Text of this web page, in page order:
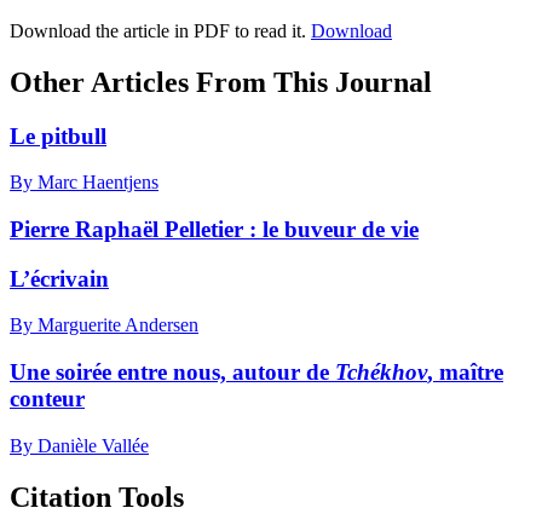
Download the article in PDF to read it. Download
Other Articles From This Journal
Le pitbull
By Marc Haentjens
Pierre Raphaël Pelletier : le buveur de vie
L’écrivain
By Marguerite Andersen
Une soirée entre nous, autour de Tchékhov, maître
conteur
By Danièle Vallée
Citation Tools